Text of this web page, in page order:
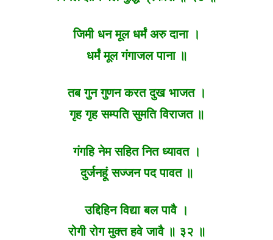
जिमी धन मूल धर्मं अरु दाना ।
धर्मं मूल गंगाजल पाना ॥
तब गुन गुणन करत दुख भाजत ।
गृह गृह सम्पति सुमति विराजत ॥
गंगहि नेम सहित नित ध्यावत ।
दुर्जनहूं सज्जन पद पावत ॥
उद्दिहिन विद्या बल पावै ।
रोगी रोग मुक्त हवे जावै ॥ ३२ ॥